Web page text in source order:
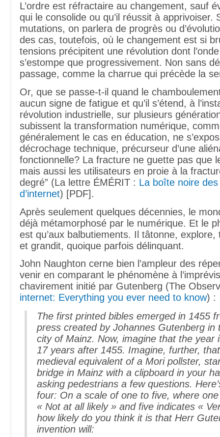
L’ordre est réfractaire au changement, sauf
qui le consolide ou qu’il réussit à apprivoiser.
mutations, on parlera de progrès ou
des cas, toutefois, où le changement est si
tensions précipitent une révolution dont
s’estompe que progressivement. Non sans
passage, comme la charrue qui précède la
Or, que se passe-t-il quand le
aucun signe de fatigue et qu’il s’étend, à
révolution industrielle, sur plusieurs
subissent la transformation numérique,
généralement le cas en éducation, ne
décrochage technique, précurseur d’une
fonctionnelle? La fracture ne guette pas que
mais aussi les utilisateurs en proie à la
degré” (La lettre ÉMÉRIT : La boîte noire
d’internet) [PDF].
Après seulement quelques décennies, le
déjà métamorphosé par le numérique. Et le
est qu’aux balbutiements. Il tâtonne,
et grandit, quoique parfois délinquant.
John Naughton cerne bien l’ampleur des
venir en comparant le phénomène à
chavirement initié par Gutenberg (The
internet: Everything you ever need to know) :
The first printed bibles emerged in 1455
press created by Johannes Gutenberg in
city of Mainz. Now, imagine that the
17 years after 1455. Imagine, further,
medieval equivalent of a Mori pollster,
bridge in Mainz with a clipboard in your
asking pedestrians a few questions.
four: On a scale of one to five, where
« Not at all likely » and five indicates «
how likely do you think it is that Herr
invention will: